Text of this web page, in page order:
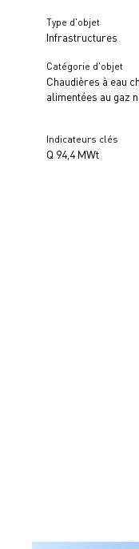
Type d'objet
Infrastructures
Catégorie d'objet
Chaudières à eau
alimentées au gaz
Indicateurs clés
Q 94,4 МWt